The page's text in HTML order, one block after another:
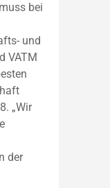
bei
und
VATM
„Wir
der